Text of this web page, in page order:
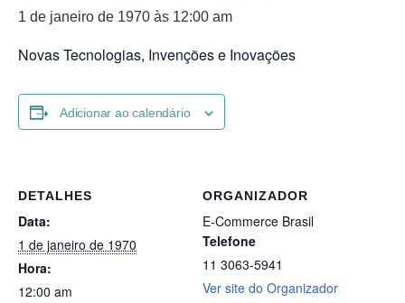
1 de janeiro de 1970 às 12:00 am
Novas Tecnologias, Invenções e Inovações
Adicionar ao calendário
DETALHES
Data:
1 de janeiro de 1970
Hora:
12:00 am
ORGANIZADOR
E-Commerce Brasil
Telefone
11 3063-5941
Ver site do Organizador